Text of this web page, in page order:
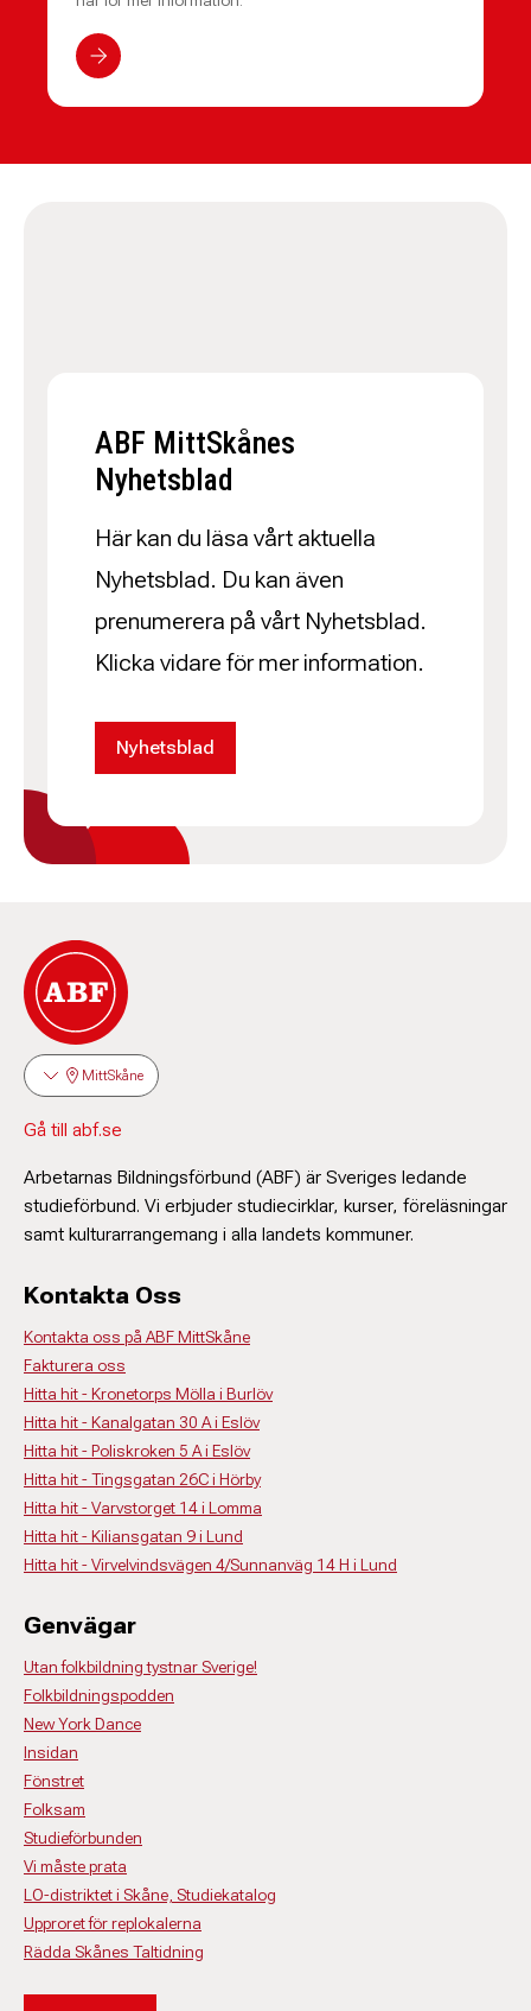
ABF MittSkånes
Nyhetsblad
Här kan du läsa vårt aktuella
Nyhetsblad. Du kan även
prenumerera på vårt Nyhetsblad.
Klicka vidare för mer information.
Nyhetsblad
MittSkåne
Gå till abf.se
Arbetarnas Bildningsförbund (ABF) är Sveriges ledande
studieförbund. Vi erbjuder studiecirklar, kurser, föreläsningar
samt kulturarrangemang i alla landets kommuner.
Kontakta Oss
Kontakta oss på ABF MittSkåne
Fakturera oss
Hitta hit - Kronetorps Mölla i Burlöv
Hitta hit - Kanalgatan 30 A i Eslöv
Hitta hit - Poliskroken 5 A i Eslöv
Hitta hit - Tingsgatan 26C i Hörby
Hitta hit - Varvstorget 14 i Lomma
Hitta hit - Kiliansgatan 9 i Lund
Hitta hit - Virvelvindsvägen 4/Sunnanväg 14 H i Lund
Genvägar
Utan folkbildning tystnar Sverige!
Folkbildningspodden
New York Dance
Insidan
Fönstret
Folksam
Studieförbunden
Vi måste prata
LO-distriktet i Skåne, Studiekatalog
Upproret för replokalerna
Rädda Skånes Taltidning